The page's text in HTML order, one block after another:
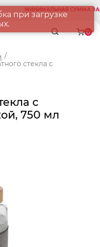
МИНИМАЛЬНАЯ СУММА
0
стекла с
с
750 мл
при загрузке